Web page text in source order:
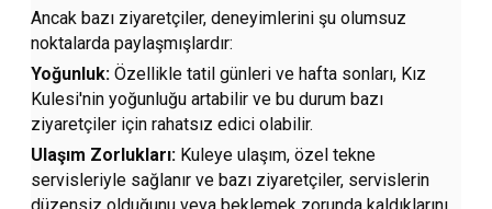
Ancak bazı ziyaretçiler, deneyimlerini şu olumsuz
noktalarda paylaşmışlardır:
Yoğunluk: Özellikle tatil günleri ve hafta sonları, Kız
Kulesi'nin yoğunluğu artabilir ve bu durum bazı
ziyaretçiler için rahatsız edici olabilir.
Ulaşım Zorlukları: Kuleye ulaşım, özel tekne
servisleriyle sağlanır ve bazı ziyaretçiler, servislerin